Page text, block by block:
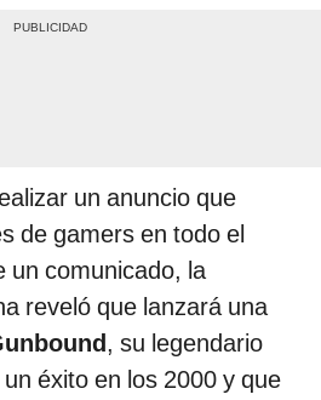
un anuncio que
de gamers en todo el
un comunicado, la
reveló que lanzará una
, su legendario
éxito en los 2000 y que